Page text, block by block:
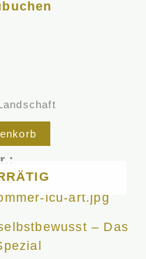
– Das
Dieses
weist